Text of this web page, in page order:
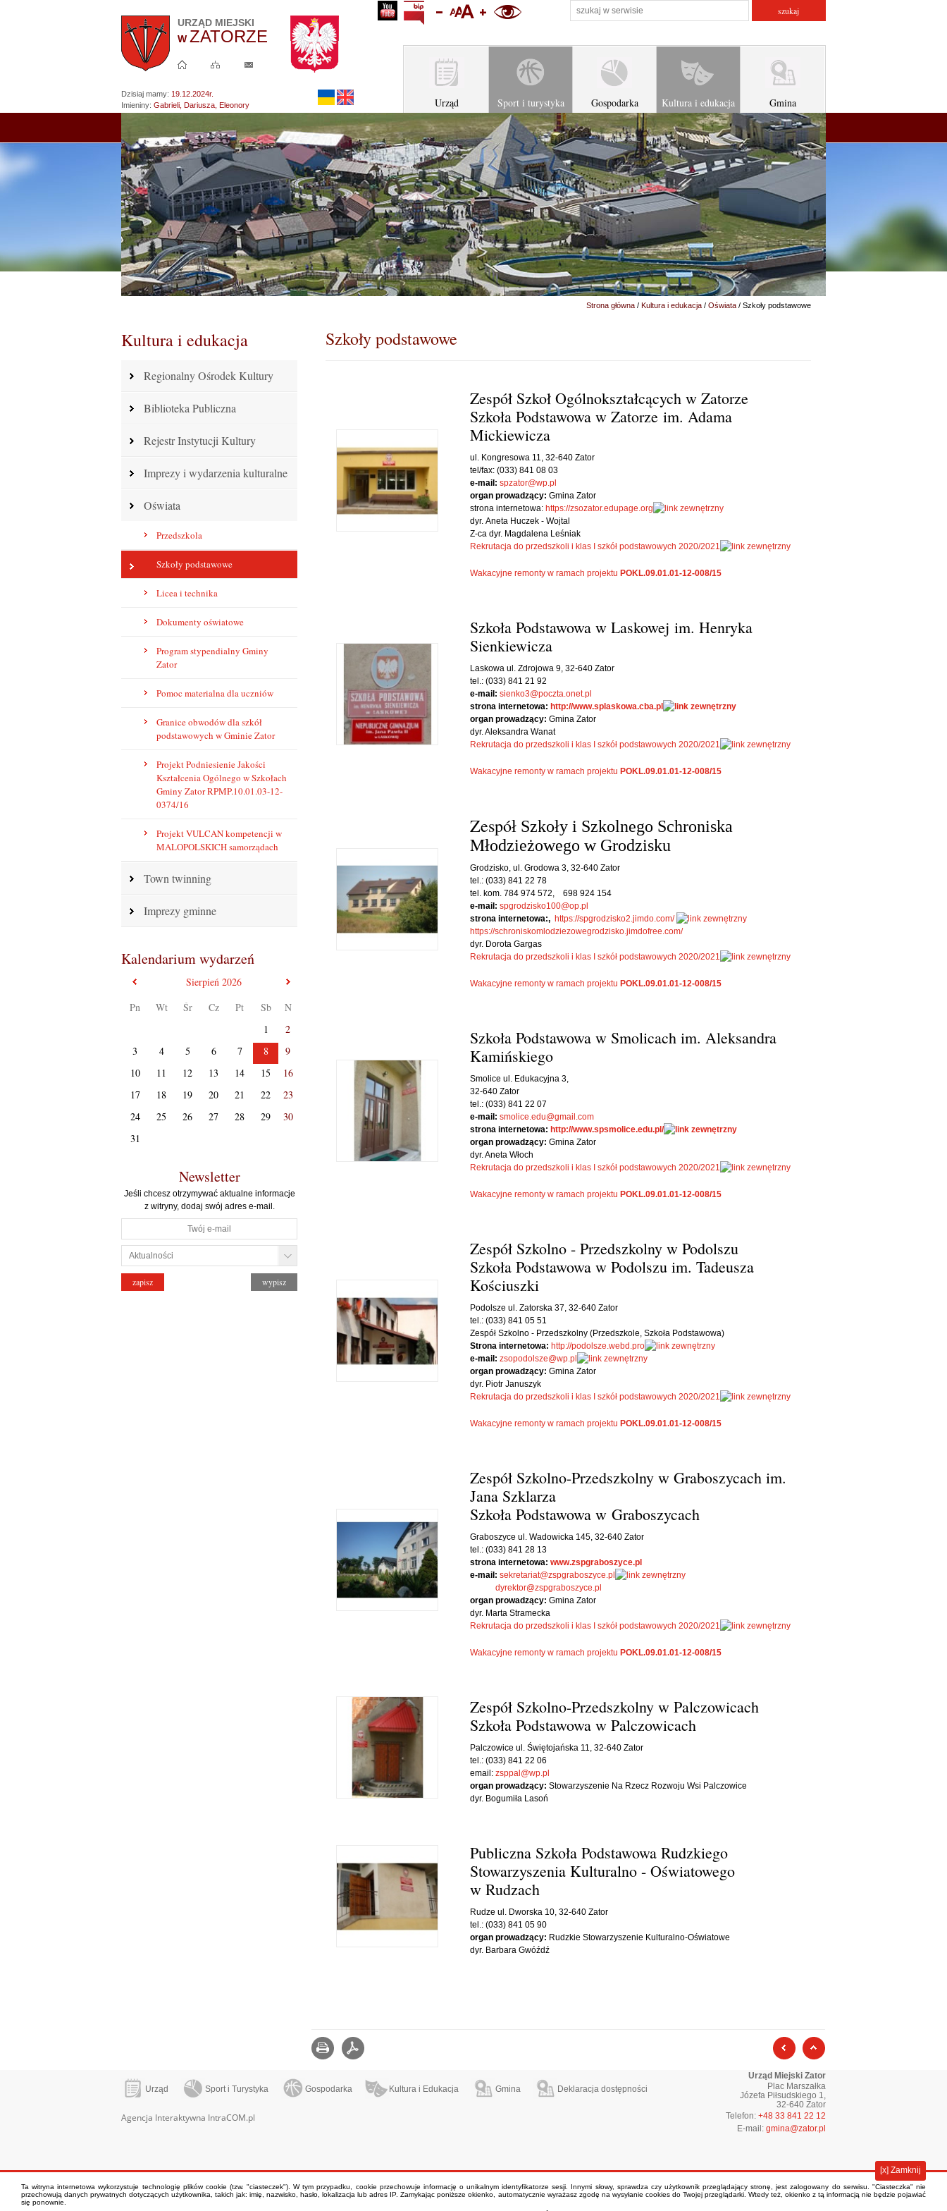
URZĄD MIEJSKI
W ZATORZE
STRONA
GŁÓWNA
Urząd Miejski w Zatorze -
Strona głównaMapa witrynyKontakt
Dzisiaj mamy: 19.12.2024r.
Imieniny: Gabrieli, Dariusza, Eleonory
Українська версія
profil na youtubeBiuletyn Informacji Publicznej Urzędu Miejskiego w Zatorze
zmniejsz rozmiar tekstu
ustaw domyślny rozmiar tekstu
zwiększ rozmiar tekstu
wersja kontrastowa
Urząd Sport i turystyka Gospodarka Kultura i edukacja Gmina
Kultura i edukacja
Regionalny Ośrodek Kultury
Biblioteka Publiczna
Rejestr Instytucji Kultury
Imprezy i wydarzenia kulturalne
Oświata
Przedszkola
Szkoły podstawowe
Licea i technika
Dokumenty oświatowe
Program stypendialny Gminy
Zator
Pomoc materialna dla uczniów
Granice obwodów dla szkół
podstawowych w Gminie Zator
Projekt Podniesienie Jakości
Kształcenia Ogólnego w Szkołach
Gminy Zator RPMP.10.01.03-12-
0374/16
Projekt VULCAN kompetencji w
MALOPOLSKICH samorządach
Town twinning
Imprezy gminne
Kalendarium wydarzeń
poprzedni miesiąc
Sierpień 2026
Pn
Wt Śr Cz Pt Sb
N
1
2
3
4 5 6 7 8
9
10
11 12 13 14 15
16
17
18 19 20 21 22
23
24
25 26 27 28 29
30
31
Newsletter
Jeśli chcesz otrzymywać aktualne informacje
z witryny, dodaj swój adres e-mail.
Strona główna / Kultura i edukacja / Oświata / Szkoły podstawowe
Szkoły podstawowe
Zespół Szkoł Ogólnokształcących w Zatorze
Szkoła Podstawowa w Zatorze im. Adama
Mickiewicza
ul. Kongresowa 11, 32-640 Zator
tel/fax: (033) 841 08 03
e-mail: spzator@wp.pl
organ prowadzący: Gmina Zator
strona internetowa: https://zsozator.edupage.org
dyr. Aneta Huczek - Wojtal
Z-ca dyr. Magdalena Leśniak
Rekrutacja do przedszkoli i klas I szkół podstawowych 2020/2021
Wakacyjne remonty w ramach projektu POKL.09.01.01-12-008/15
Szkoła Podstawowa w Laskowej im. Henryka
Sienkiewicza
Laskowa ul. Zdrojowa 9, 32-640 Zator
tel.: (033) 841 21 92
e-mail: sienko3@poczta.onet.pl
strona internetowa: http://www.splaskowa.cba.pl
organ prowadzący: Gmina Zator
dyr. Aleksandra Wanat
Rekrutacja do przedszkoli i klas I szkół podstawowych 2020/2021
Wakacyjne remonty w ramach projektu POKL.09.01.01-12-008/15
Zespół Szkoły i Szkolnego Schroniska
Młodzieżowego w Grodzisku
Grodzisko, ul. Grodowa 3, 32-640 Zator
tel.: (033) 841 22 78
tel. kom. 784 974 572, 698 924 154
e-mail: spgrodzisko100@op.pl
strona internetowa:, https://spgrodzisko2.jimdo.com/
https://schroniskomlodziezowegrodzisko.jimdofree.com/
dyr. Dorota Gargas
Rekrutacja do przedszkoli i klas I szkół podstawowych 2020/2021
Wakacyjne remonty w ramach projektu POKL.09.01.01-12-008/15
Szkoła Podstawowa w Smolicach im. Aleksandra
Kamińskiego
Smolice ul. Edukacyjna 3,
32-640 Zator
tel.: (033) 841 22 07
e-mail: smolice.edu@gmail.com
strona internetowa: http://www.spsmolice.edu.pl/
organ prowadzący: Gmina Zator
dyr. Aneta Włoch
Rekrutacja do przedszkoli i klas I szkół podstawowych 2020/2021
Wakacyjne remonty w ramach projektu POKL.09.01.01-12-008/15
Zespół Szkolno - Przedszkolny w Podolszu
Szkoła Podstawowa w Podolszu im. Tadeusza
Kościuszki
Podolsze ul. Zatorska 37, 32-640 Zator
tel.: (033) 841 05 51
Zespół Szkolno - Przedszkolny (Przedszkole, Szkoła Podstawowa)
Strona internetowa: http://podolsze.webd.pro
e-mail: zsopodolsze@wp.pl
organ prowadzący: Gmina Zator
dyr. Piotr Januszyk
Rekrutacja do przedszkoli i klas I szkół podstawowych 2020/2021
Wakacyjne remonty w ramach projektu POKL.09.01.01-12-008/15
Zespół Szkolno-Przedszkolny w Graboszycach im.
Jana Szklarza
Szkoła Podstawowa w Graboszycach
Graboszyce ul. Wadowicka 145, 32-640 Zator
tel.: (033) 841 28 13
strona internetowa: www.zspgraboszyce.pl
e-mail: sekretariat@zspgraboszyce.pl
dyrektor@zspgraboszyce.pl
organ prowadzący: Gmina Zator
dyr. Marta Stramecka
Rekrutacja do przedszkoli i klas I szkół podstawowych 2020/2021
Wakacyjne remonty w ramach projektu POKL.09.01.01-12-008/15
Zespół Szkolno-Przedszkolny w Palczowicach
Szkoła Podstawowa w Palczowicach
Palczowice ul. Świętojańska 11, 32-640 Zator
tel.: (033) 841 22 06
email: zsppal@wp.pl
organ prowadzący: Stowarzyszenie Na Rzecz Rozwoju Wsi Palczowice
dyr. Bogumiła Lasoń
Publiczna Szkoła Podstawowa Rudzkiego
Stowarzyszenia Kulturalno - Oświatowego
w Rudzach
Rudze ul. Dworska 10, 32-640 Zator
tel.: (033) 841 05 90
organ prowadzący: Rudzkie Stowarzyszenie Kulturalno-Oświatowe
dyr. Barbara Gwóźdź
Drukuj poprzednia strona
Urząd Sport i Turystyka Gospodarka Kultura i Edukacja Gmina Deklaracja dostępności
Agencja Interaktywna IntraCOM.pl
Urząd Miejski Zator
Plac Marszałka
Józefa Piłsudskiego 1,
32-640 Zator
Telefon: +48 33 841 22 12
E-mail: gmina@zator.pl
Ta witryna internetowa wykorzystuje technologię plików cookie (tzw. "ciasteczek"). W tym przypadku, cookie przechowuje informację o unikalnym identyfikatorze sesji. Innymi słowy, sprawdza czy użytkownik przeglądający stronę, jest zalogowany do serwisu. "Ciasteczka" nie
przechowują danych prywatnych dotyczących użytkownika, takich jak: imię, nazwisko, hasło, lokalizacja lub adres IP. Zamykając poniższe okienko, automatycznie wyrażasz zgodę na wysyłanie cookies do Twojej przeglądarki. Wtedy też, okienko z tą informacją nie będzie pojawiać
się ponownie.
[x] Zamknij